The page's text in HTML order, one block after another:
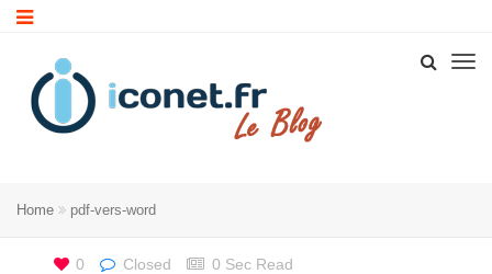
Home pdf-vers-word
0 Closed 0 Sec Read